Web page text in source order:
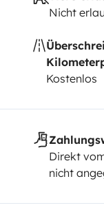
auto),
de 25 ans et
des
Nicht
Kostenlos
Direkt
nicht